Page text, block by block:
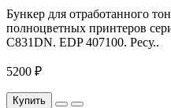
Бункер для отработанного
полноцветных принтеров
C831DN. EDP 407100. Ресу..
5200 ₽
Купить